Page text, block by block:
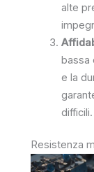
alte
bassa
e la
difficili.
Resistenza